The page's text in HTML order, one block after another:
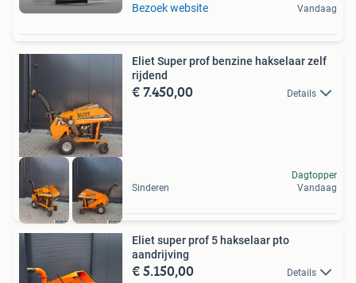
Bezoek website Vandaag
Eliet Super prof benzine hakselaar zelf
rijdend
€ 7.450,00 Details
Sinderen
Dagtopper
Vandaag
Eliet super prof 5 hakselaar pto
aandrijving
€ 5.150,00 Details